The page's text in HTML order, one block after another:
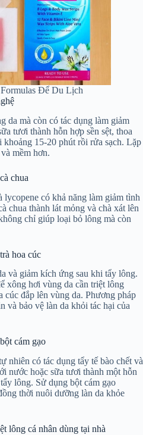
Để Du Lịch
da mà còn có tác dụng làm giảm
tươi thành hỗn hợp sền sệt, thoa
15-20 phút rồi rửa sạch. Lặp
mềm hơn.
chua
có khả năng làm giảm tình
chua thành lát mỏng và chà xát lên
chỉ giúp loại bỏ lông mà còn
hoa cúc
và giảm kích ứng sau khi tẩy lông.
xông hơi vùng da cần triệt lông
cúc đắp lên vùng da. Phương pháp
và bảo vệ làn da khỏi tác hại của
cám gạo
nhiên có tác dụng tẩy tế bào chết và
nước hoặc sữa tươi thành một hỗn
lông. Sử dụng bột cám gạo
thời nuôi dưỡng làn da khỏe
lông cá nhân dùng tại nhà